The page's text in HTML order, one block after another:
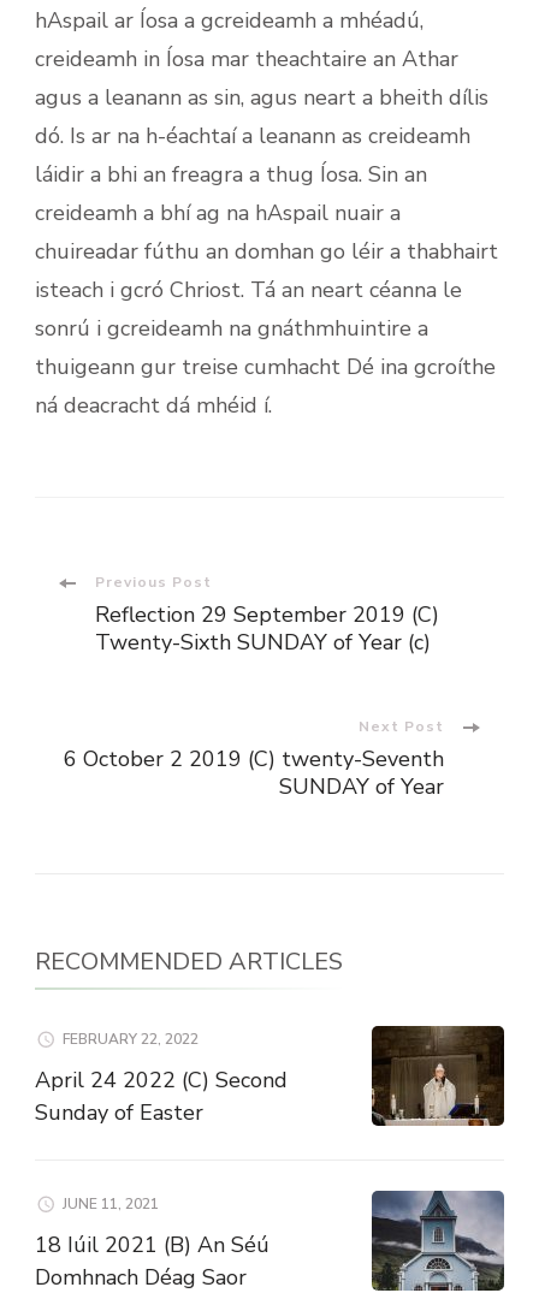
hAspail ar Íosa a gcreideamh a mhéadú,
creideamh in Íosa mar theachtaire an Athar
agus a leanann as sin, agus neart a bheith dílis
dó. Is ar na h-éachtaí a leanann as creideamh
láidir a bhi an freagra a thug Íosa. Sin an
creideamh a bhí ag na hAspail nuair a
chuireadar fúthu an domhan go léir a thabhairt
isteach i gcró Chriost. Tá an neart céanna le
sonrú i gcreideamh na gnáthmhuintire a
thuigeann gur treise cumhacht Dé ina gcroíthe
ná deacracht dá mhéid í.
Post
Navigation
Previous Post
Reflection 29 September 2019 (C)
Twenty-Sixth SUNDAY of Year (c)
Next Post
6 October 2 2019 (C) twenty-Seventh
SUNDAY of Year
RECOMMENDED ARTICLES
FEBRUARY 22, 2022
April 24 2022 (C) Second
Sunday of Easter
JUNE 11, 2021
18 Iúil 2021 (B) An Séú
Domhnach Déag Saor